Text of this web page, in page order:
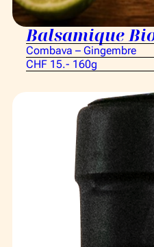
Balsamique
Combava – Gingembre
CHF 15.- 160g